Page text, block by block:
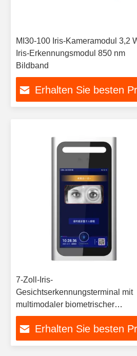
MI30-100 Iris-Kameramodul 3,2
Iris-Erkennungsmodul 850 nm
Bildband
Erhalten Sie besten
7-Zoll-Iris-
Gesichtserkennungsterminal mit
multimodaler biometrischer
Erkennung
Erhalten Sie besten